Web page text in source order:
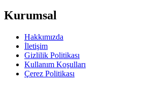
Kurumsal
Hakkımızda
İletişim
Gizlilik Politikası
Kullanım Koşulları
Çerez Politikası